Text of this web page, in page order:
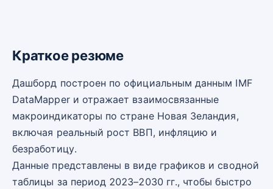
Краткое резюме
Дашборд построен по официальным данным IMF
DataMapper и отражает взаимосвязанные
макроиндикаторы по стране Новая Зеландия,
включая реальный рост ВВП, инфляцию и
безработицу.
Данные представлены в виде графиков и сводной
таблицы за период 2023–2030 гг., чтобы быстро